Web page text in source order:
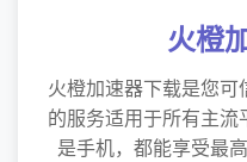
火橙
火橙加速器下载是您
的服务适用于所有主
是手机，都能享受最